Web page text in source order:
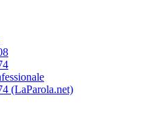
(LaParola.net)